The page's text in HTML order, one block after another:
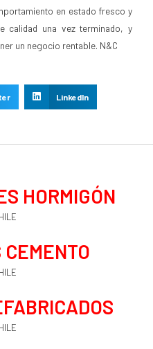
en estado fresco y
calidad una vez terminado, y
un negocio rentable. N&C
LinkedIn
HORMIGÓN